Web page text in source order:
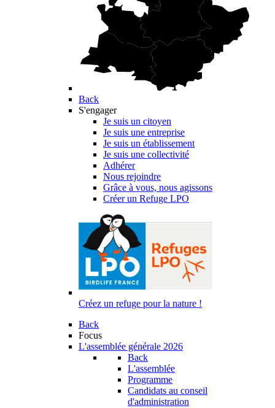
Back
S'engager
Je suis un citoyen
Je suis une entreprise
Je suis un établissement
Je suis une collectivité
Adhérer
Nous rejoindre
Grâce à vous, nous agissons
Créer un Refuge LPO
Créez un refuge pour la nature !
Back
Focus
L'assemblée générale 2026
Back
L'assemblée
Programme
Candidats au conseil
d'administration